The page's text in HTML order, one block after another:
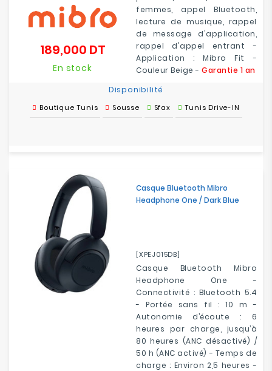
femmes, appel Bluetooth,
lecture de musique, rappel
de message d'application,
rappel d'appel entrant -
Application : Mibro Fit -
Couleur Beige - Garantie 1 an
189,000 DTPrix
En stock
Disponibilité
Boutique Tunis Sousse Sfax Tunis Drive-IN
Casque Bluetooth Mibro
Headphone One / Dark Blue
[XPEJ015DB]
Casque Bluetooth Mibro
Headphone One -
Connectivité : Bluetooth 5.4
- Portée sans fil : 10 m -
Autonomie d’écoute : 6
heures par charge, jusqu’à
80 heures (ANC désactivé) /
50 h (ANC activé) - Temps de
charge : Environ 2,5 heures -